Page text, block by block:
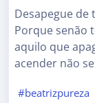
Desapegue de
Porque senão
aquilo que
acender não
#beatrizpureza